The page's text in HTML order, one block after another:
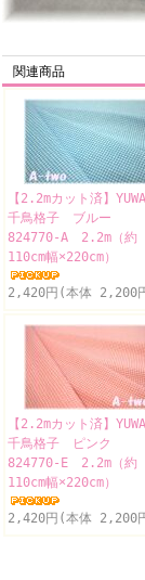
関連商品
【2.2mカット済】
千鳥格子 ブルー
824770-A 2.2m（約
110cm幅×220cm）
2,420円(本体 2,200
【2.2mカット済】
千鳥格子 ピンク
824770-E 2.2m（約
110cm幅×220cm）
2,420円(本体 2,200